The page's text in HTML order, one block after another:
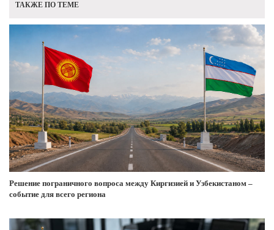
ТАКЖЕ ПО ТЕМЕ
Решение пограничного вопроса между Киргизией и Узбекистаном –
событие для всего региона